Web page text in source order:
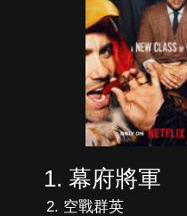
幕府將軍
空戰群英